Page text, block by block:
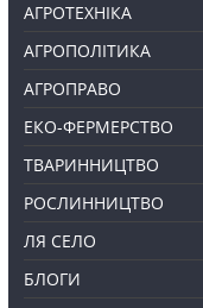
АГРОТЕХНІКА
АГРОПОЛІТИКА
АГРОПРАВО
ЕКО-ФЕРМЕРСТВО
ТВАРИННИЦТВО
РОСЛИННИЦТВО
ЛЯ СЕЛО
БЛОГИ